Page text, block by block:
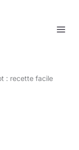
: recette facile